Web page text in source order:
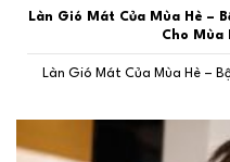
Làn Gió Mát Của Mùa Hè –
Cho Mùa
Làn Gió Mát Của Mùa Hè –